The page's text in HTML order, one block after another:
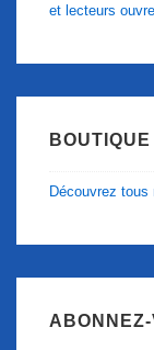
et lecteurs
BOUTIQUE
Découvrez